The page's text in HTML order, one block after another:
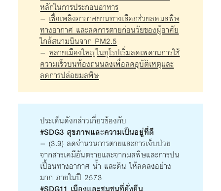
หลักในการประกอบอาหาร
– เชื้อเพลิงอากาศยานทางเลือกช่วยลดมลพิษ
ทางอากาศ และลดการตายก่อนวัยของผู้อาศัย
ใกล้สนามบินจาก PM2.5
–หลายเมืองใหญ่ในยุโรปเริ่มลดเพดานการใช้
ความเร็วบนท้องถนนลงเพื่อลดอุบัติเหตุและ
ลดการปล่อยมลพิษ
ประเด็นดังกล่าวเกี่ยวข้องกับ
#SDG3 สุขภาพและความเป็นอยู่ที่ดี
– (3.9) ลดจำนวนการตายและการเจ็บป่วย
จากสารเคมีอันตรายและจากมลพิษและการปน
เปื้อนทางอากาศ น้ำ และดิน ให้ลดลงอย่าง
มาก ภายในปี 2573